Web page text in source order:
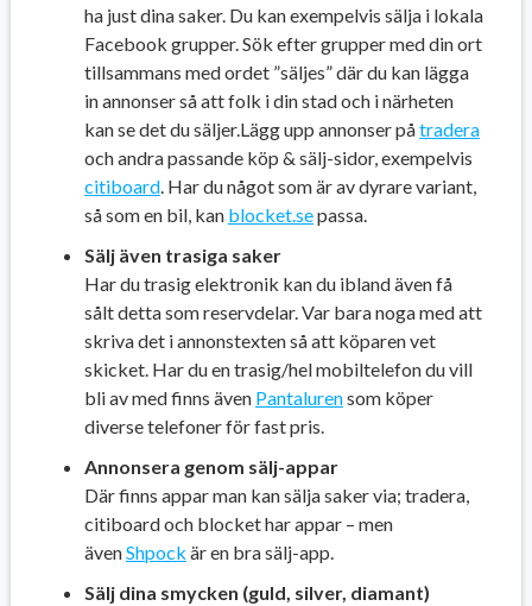
ha just dina saker. Du kan exempelvis sälja i lokala
Facebook grupper. Sök efter grupper med din ort
tillsammans med ordet ”säljes” där du kan lägga
in annonser så att folk i din stad och i närheten
kan se det du säljer.Lägg upp annonser påtradera
och andra passande köp & sälj-sidor, exempelvis
citiboard. Har du något som är av dyrare variant,
så som en bil, kan blocket.sepassa.
Sälj även trasiga saker
Har du trasig elektronik kan du ibland även få
sålt detta som reservdelar. Var bara noga med att
skriva det i annonstexten så att köparen vet
skicket. Har du en trasig/hel mobiltelefon du vill
bli av med finns även Pantalurensom köper
diverse telefoner för fast pris.
Annonsera genom sälj-appar
Där finns appar man kan sälja saker via; tradera,
citiboard och blocket har appar – men
ävenShpock är en bra sälj-app.
Sälj dina smycken (guld, silver, diamant)